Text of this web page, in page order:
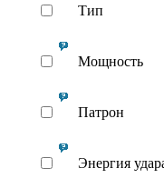
Тип
Мощность
Патрон
Энергия